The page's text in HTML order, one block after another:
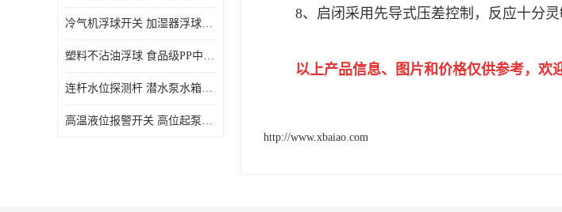
冷气机浮球开关 加湿器浮球磁环 闪电发货
塑料不沾油浮球 食品级PP中空浮球302514
连杆水位探测杆 潜水泵水箱水位控制器 非标定制
高温液位报警开关 高位起泵低水位停泵 不锈钢浮球开关
8、启闭采用先导式压差控制，反应十分灵
以上产品信息、图片和价格仅供参考，欢
http://www.xbaiao.com